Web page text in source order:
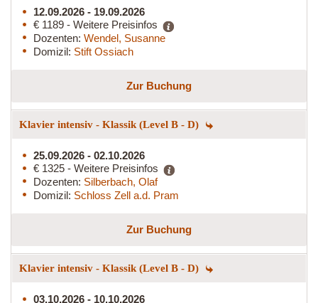
12.09.2026 - 19.09.2026
€ 1189 - Weitere Preisinfos
Dozenten: Wendel, Susanne
Domizil: Stift Ossiach
Zur Buchung
Klavier intensiv - Klassik (Level B - D)
25.09.2026 - 02.10.2026
€ 1325 - Weitere Preisinfos
Dozenten: Silberbach, Olaf
Domizil: Schloss Zell a.d. Pram
Zur Buchung
Klavier intensiv - Klassik (Level B - D)
03.10.2026 - 10.10.2026